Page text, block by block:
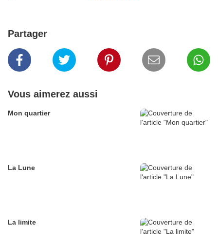
Partager
Vous aimerez aussi
Mon quartier
La Lune
La limite